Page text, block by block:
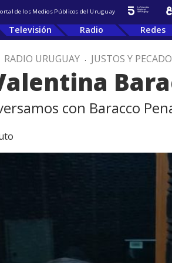
de los Medios Públicos del Uruguay
Televisión Radio Redes
RADIO URUGUAY . JUSTOS Y
con Baracco